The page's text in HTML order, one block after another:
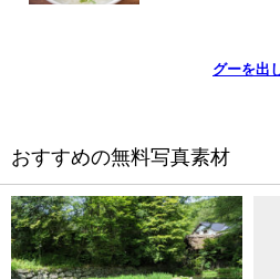
グーを出
おすすめの無料写真素材